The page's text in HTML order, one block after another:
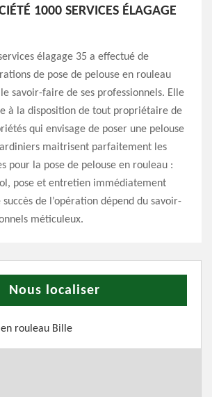
1000 SERVICES ÉLAGAGE
élagage 35 a effectué de
de pose de pelouse en rouleau
savoir-faire de ses professionnels. Elle
à la disposition de tout propriétaire de
qui envisage de poser une pelouse
maitrisent parfaitement les
pour la pose de pelouse en rouleau :
pose et entretien immédiatement
de l’opération dépend du savoir-
méticuleux.
Nous localiser
en rouleau Bille